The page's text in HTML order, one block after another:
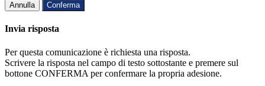
Annulla Conferma
Invia risposta
Per questa comunicazione è richiesta una risposta.
Scrivere la risposta nel campo di testo sottostante e premere sul
bottone CONFERMA per confermare la propria adesione.